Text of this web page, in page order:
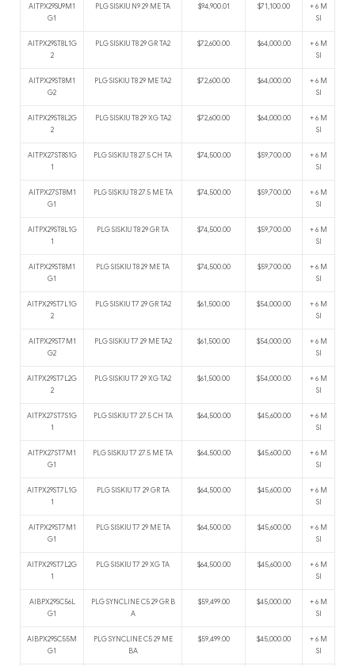
AITPX29SU9M1
G1
PLG SISKIU N9 29 ME TA $94,900.01 $71,100.00
+ 6 M
SI
AITPX29ST8L1G
2
PLG SISKIU T8 29 GR TA2 $72,600.00 $64,000.00
+ 6 M
SI
AITPX29ST8M1
G2
PLG SISKIU T8 29 ME TA2 $72,600.00 $64,000.00
+ 6 M
SI
AITPX29ST8L2G
2
PLG SISKIU T8 29 XG TA2 $72,600.00 $64,000.00
+ 6 M
SI
AITPX27ST8S1G
1
PLG SISKIU T8 27.5 CH TA $74,500.00 $59,700.00
+ 6 M
SI
AITPX27ST8M1
G1
PLG SISKIU T8 27.5 ME TA $74,500.00 $59,700.00
+ 6 M
SI
AITPX29ST8L1G
1
PLG SISKIU T8 29 GR TA $74,500.00 $59,700.00
+ 6 M
SI
AITPX29ST8M1
G1
PLG SISKIU T8 29 ME TA $74,500.00 $59,700.00
+ 6 M
SI
AITPX29ST7L1G
2
PLG SISKIU T7 29 GR TA2 $61,500.00 $54,000.00
+ 6 M
SI
AITPX29ST7M1
G2
PLG SISKIU T7 29 ME TA2 $61,500.00 $54,000.00
+ 6 M
SI
AITPX29ST7L2G
2
PLG SISKIU T7 29 XG TA2 $61,500.00 $54,000.00
+ 6 M
SI
AITPX27ST7S1G
1
PLG SISKIU T7 27.5 CH TA $64,500.00 $45,600.00
+ 6 M
SI
AITPX27ST7M1
G1
PLG SISKIU T7 27.5 ME TA $64,500.00 $45,600.00
+ 6 M
SI
AITPX29ST7L1G
1
PLG SISKIU T7 29 GR TA $64,500.00 $45,600.00
+ 6 M
SI
AITPX29ST7M1
G1
PLG SISKIU T7 29 ME TA $64,500.00 $45,600.00
+ 6 M
SI
AITPX29ST7L2G
1
PLG SISKIU T7 29 XG TA $64,500.00 $45,600.00
+ 6 M
SI
AIBPX29SC56L
G1
PLG SYNCLINE C5 29 GR B
A
$59,499.00 $45,000.00
+ 6 M
SI
AIBPX29SC55M
G1
PLG SYNCLINE C5 29 ME
BA
$59,499.00 $45,000.00
+ 6 M
SI